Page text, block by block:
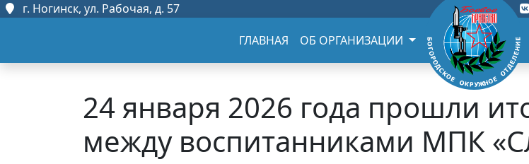
г. Ногинск, ул. Рабочая, д. 57
ГЛАВНАЯ ОБ ОРГАНИЗАЦИИ
24 января 2026 года прошли
между воспитанниками МПК